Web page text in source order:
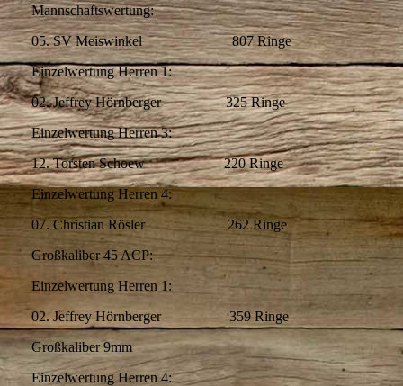
Mannschaftswertung:
05. SV Meiswinkel 807 Ringe
Einzelwertung Herren 1:
02. Jeffrey Hörnberger 325 Ringe
Einzelwertung Herren 3:
12. Torsten Schoew 220 Ringe
Einzelwertung Herren 4:
07. Christian Rösler 262 Ringe
Großkaliber 45 ACP:
Einzelwertung Herren 1:
02. Jeffrey Hörnberger 359 Ringe
Großkaliber 9mm
Einzelwertung Herren 4: